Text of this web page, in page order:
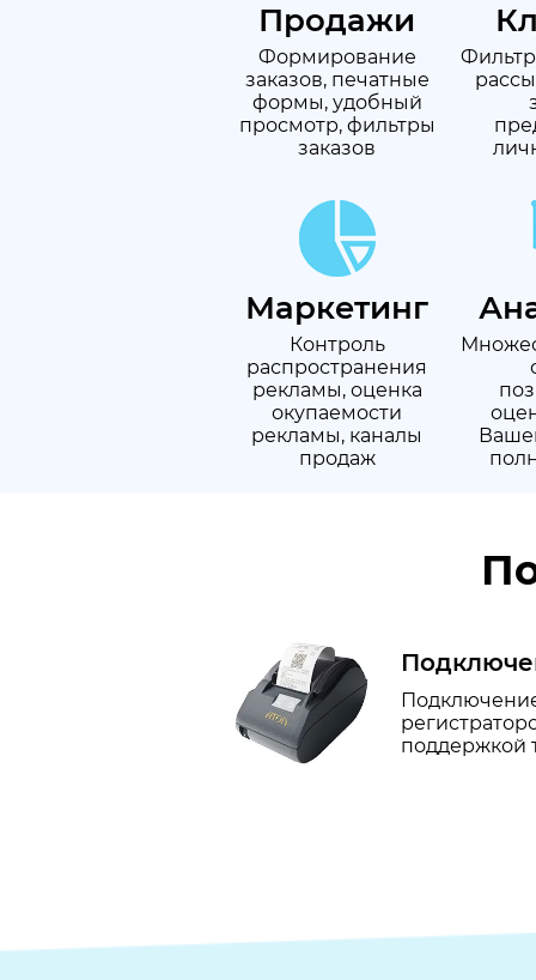
Продажи
Формирование
заказов, печатные
формы, удобный
просмотр, фильтры
заказов
Маркетинг
Контроль
распространения
рекламы, оценка
окупаемости
рекламы, каналы
продаж
поддержкой